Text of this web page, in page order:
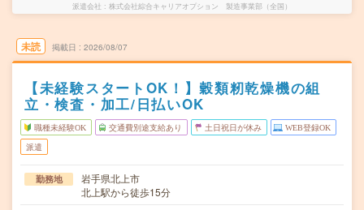
派遣会社 株式会社綜合キャリアオプション 製造事業部（全国）
未読 掲載日 2026/08/07
【未経験スタートOK！】穀類籾乾燥機の組
立・検査・加工/日払いOK
職種未経験OK 交通費別途支給あり 土日祝日が休み WEB登録OK
派遣
勤務地
岩手県北上市
北上駅から徒歩15分